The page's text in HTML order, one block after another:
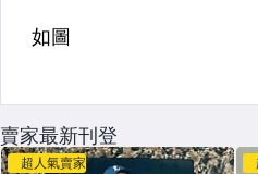
賣家最新刊登
超人氣賣家